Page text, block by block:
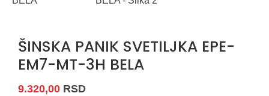
ŠINSKA PANIK SVETILJKA EPE-
EM7-MT-3H BELA
9.320,00 RSD